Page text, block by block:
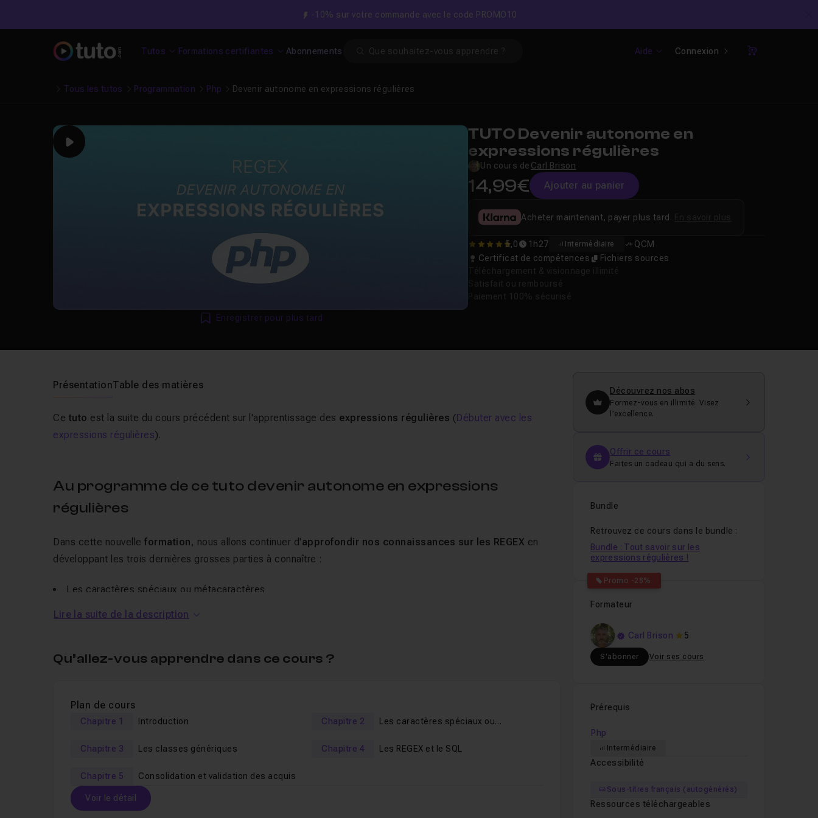
-10% sur votre commande avec le code PROMO10
Tutos Formations certifiantes Abonnements Aide Connexion
Panier
Tous les tutos Programmation Php Devenir autonome en expressions régulières
Play
Enregistrer pour plus tard
TUTO Devenir autonome en
expressions régulières
Un cours de Carl Brison
14,99€ Ajouter au panier
5 5,0 1h27 Intermédiaire
QCM
Certificat de compétences
Fichiers sources
Acheter maintenant, payer plus tard.
PrésentationTable des matières
Ce tuto est la suite du cours précédent sur l'apprentissage des expressions régulières (Débuter avec les
expressions régulières).
Au programme de ce tuto devenir autonome en expressions
régulières
Dans cette nouvelleformation , nous allons continuer d'approfondir nos connaissances sur les REGEX en
développant les trois dernières grosses parties à connaître :
Les caractères spéciaux ou métacaractères
Les classes génériques
A la suite de ces chapitres, vos connaissances en expressions régulières vont vous permettre de pouvoir
D'ailleurs, nous allons voir ensemble de très nombreuses applications afin de vous aider à bien vous familiariser
avec ce langage. Nous allons voir comment contrôler la présence :
d'un code postal
d'un pseudo
d'un email
d'une URL
Lire la suite de la description
Qu’allez-vous apprendre dans ce cours ?
Plan de cours
Chapitre 1 Introduction Chapitre 2
Les caractères spéciaux ou
Chapitre 3
Les classes génériques Chapitre 4 Les REGEX et le SQL
Chapitre 5 Consolidation et validation des acquis
Voir le détail
Découvrez nos abos
Formez-vous en illimité. Visez
l’excellence.
Offrir ce cours
Faites un cadeau qui a du sens.
Bundle
Retrouvez ce cours dans le bundle :
Promo -28%
Bundle : Tout savoir sur les
expressions régulières !
Formateur
Carl Brison 5
S'abonner Voir ses cours
Prérequis
Php
Intermédiaire
Accessibilité
Sous-titres français (autogénérés)
Ressources téléchargeables